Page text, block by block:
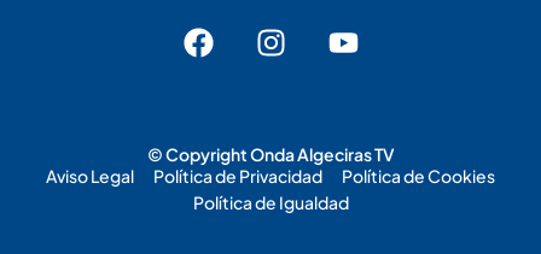
© Copyright Onda Algeciras TV
Aviso Legal
Política de Privacidad
Política de Cookies
Política de Igualdad